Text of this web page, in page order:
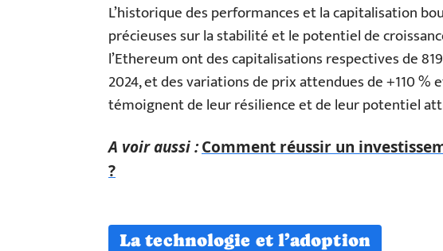
L’historique des performances et la capitalisation
précieuses sur la stabilité et le potentiel de
l’Ethereum ont des capitalisations respectives de
2024, et des variations de prix attendues de +110 %
témoignent de leur résilience et de leur potentiel
A voir aussi :Comment réussir un
?
La technologie et l’adoption